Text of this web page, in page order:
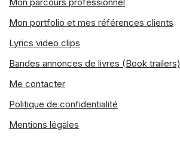
Mon portfolio et mes références clients
Lyrics video clips
Bandes annonces de livres (Book trailers)
Me contacter
Politique de confidentialité
Mentions légales